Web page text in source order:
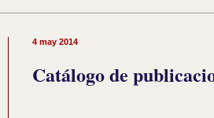
4 may 2014
Catálogo de